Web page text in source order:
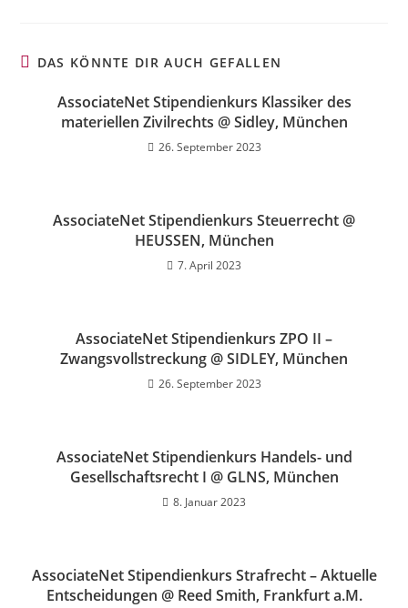
DAS KÖNNTE DIR AUCH GEFALLEN
AssociateNet Stipendienkurs Klassiker des
materiellen Zivilrechts @ Sidley, München
26. September 2023
AssociateNet Stipendienkurs Steuerrecht @
HEUSSEN, München
7. April 2023
AssociateNet Stipendienkurs ZPO II –
Zwangsvollstreckung @ SIDLEY, München
26. September 2023
AssociateNet Stipendienkurs Handels- und
Gesellschaftsrecht I @ GLNS, München
8. Januar 2023
AssociateNet Stipendienkurs Strafrecht – Aktuelle
Entscheidungen @ Reed Smith, Frankfurt a.M.